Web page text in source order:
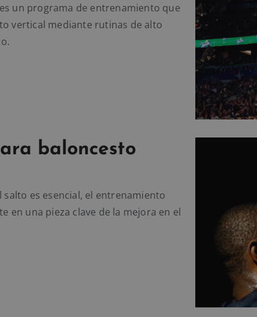
un programa de entrenamiento que
vertical mediante rutinas de alto
baloncesto
salto es esencial, el entrenamiento
en una pieza clave de la mejora en el